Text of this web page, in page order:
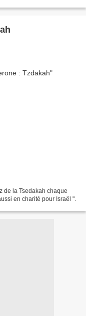
de la Tsedakah chaque
en charité pour Israël ".